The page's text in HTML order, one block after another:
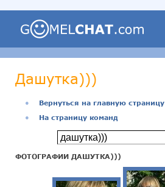
Дашутка)))
●
Вернуться на главную страницу
●
На страницу команд
ФОТОГРАФИИ ДАШУТКА)))